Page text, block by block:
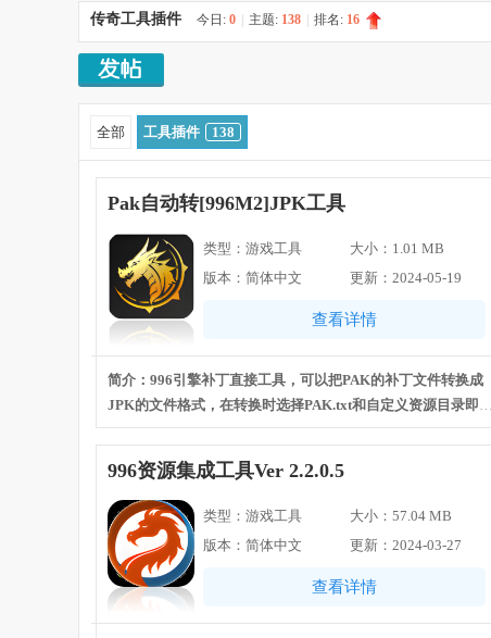
趣 »
传奇工具插件 今日: 0 主题: 138 排名: 16
全部 工具插件 138
Pak自动转[996M2]JPK工具
类型：游戏工具
大小：1.01 MB
版本：简体中文
更新：2024-05-19
查看详情
简介：996引擎补丁直接工具，可以把PAK的补丁文件转换成
JPK的文件格式，在转换时选择PAK.txt和自定义资源目录即
可，再选择重新生成的JPK文件存放目录，还可以设置导出
996资源集成工具Ver 2.2.0.5
类型：游戏工具
大小：57.04 MB
版本：简体中文
更新：2024-03-27
查看详情